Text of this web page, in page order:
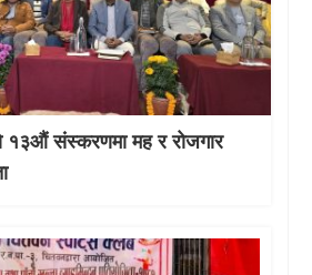
१३औं संस्करणमा मह र रोजगार